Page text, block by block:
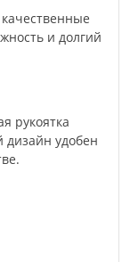
и долгий
рукоятка
дизайн удобен